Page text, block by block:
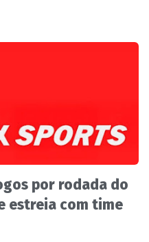
por rodada do
estreia com time